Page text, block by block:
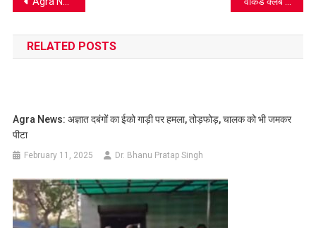
navigation
RELATED POSTS
Agra News: अज्ञात दबंगों का ईको गाड़ी पर हमला, तोड़फोड़, चालक को भी जमकर
पीटा
February 11, 2025 Dr. Bhanu Pratap Singh